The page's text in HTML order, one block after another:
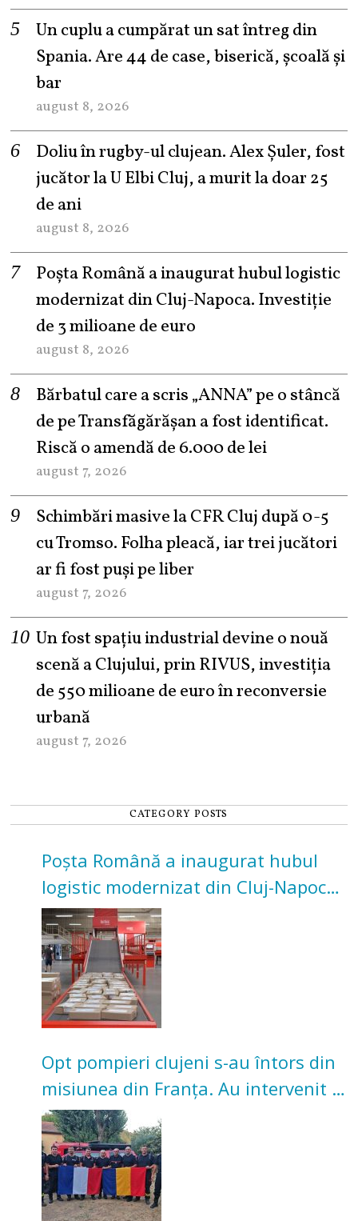
Un cuplu a cumpărat un sat întreg din
Spania. Are 44 de case, biserică, școală și
bar
august 8, 2026
Doliu în rugby-ul clujean. Alex Șuler, fost
jucător la U Elbi Cluj, a murit la doar 25
de ani
august 8, 2026
Poșta Română a inaugurat hubul logistic
modernizat din Cluj-Napoca. Investiție
de 3 milioane de euro
august 8, 2026
Bărbatul care a scris „ANNA” pe o stâncă
de pe Transfăgărășan a fost identificat.
Riscă o amendă de 6.000 de lei
august 7, 2026
Schimbări masive la CFR Cluj după 0-5
cu Tromso. Folha pleacă, iar trei jucători
ar fi fost puși pe liber
august 7, 2026
Un fost spațiu industrial devine o nouă
scenă a Clujului, prin RIVUS, investiția
de 550 milioane de euro în reconversie
urbană
august 7, 2026
CATEGORY POSTS
Poșta Română a inaugurat hubul
logistic modernizat din Cluj-Napoca.
Investiție de 3 milioane de euro
Opt pompieri clujeni s-au întors din
misiunea din Franța. Au intervenit la
incendii de vegetație și pădure